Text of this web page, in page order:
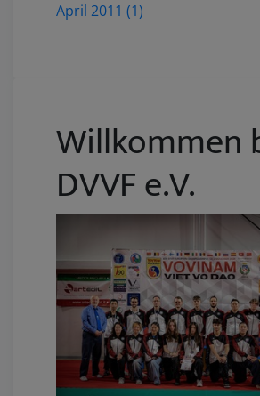
April 2011 (1)
Willkommen
DVVF e.V.